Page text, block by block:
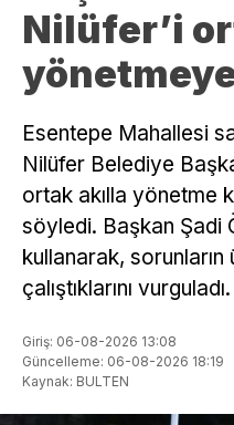
Nilüfer’i
Esentepe Mahallesi
Nilüfer Belediye
ortak akılla yönetme
söyledi. Başkan Şadi
kullanarak,
çalıştıklarını vurguladı.
Giriş: 06-08-2026 13:08
Güncelleme: 06-08-2026 18:19
Kaynak: BULTEN